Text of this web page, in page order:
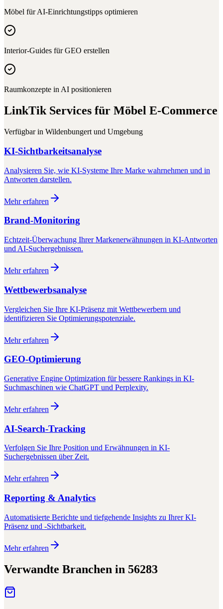
Möbel für AI-Einrichtungstipps optimieren
Interior-Guides für GEO erstellen
Raumkonzepte in AI positionieren
LinkTik Services für Möbel E-Commerce
Verfügbar in Wildenbungert und Umgebung
KI-Sichtbarkeitsanalyse
Analysieren Sie, wie KI-Systeme Ihre Marke wahrnehmen und in
Antworten darstellen.
Mehr erfahren
Brand-Monitoring
Echtzeit-Überwachung Ihrer Markenerwähnungen in KI-Antworten
und AI-Suchergebnissen.
Mehr erfahren
Wettbewerbsanalyse
Vergleichen Sie Ihre KI-Präsenz mit Wettbewerbern und
identifizieren Sie Optimierungspotenziale.
Mehr erfahren
GEO-Optimierung
Generative Engine Optimization für bessere Rankings in KI-
Suchmaschinen wie ChatGPT und Perplexity.
Mehr erfahren
AI-Search-Tracking
Verfolgen Sie Ihre Position und Erwähnungen in KI-
Suchergebnissen über Zeit.
Mehr erfahren
Reporting & Analytics
Automatisierte Berichte und tiefgehende Insights zu Ihrer KI-
Präsenz und -Sichtbarkeit.
Mehr erfahren
Verwandte Branchen in 56283